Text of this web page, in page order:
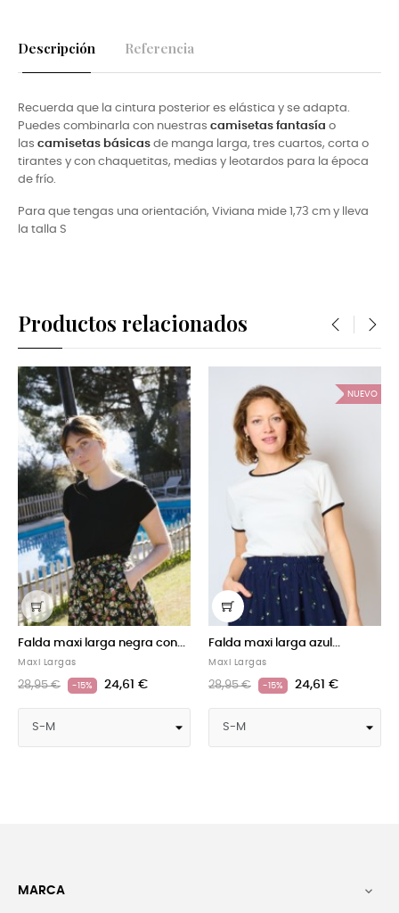
Descripción Referencia
Recuerda que la cintura posterior es elástica y se adapta.
Puedes combinarla con nuestras camisetas fantasía o
las camisetas básicas de manga larga, tres cuartos, corta o
tirantes y con chaquetitas, medias y leotardos para la época
de frío.
Para que tengas una orientación, Viviana mide 1,73 cm y lleva
la talla S
Productos relacionados
NUEVO
Falda maxi larga azul...
Maxi Largas
28,95 € -15% 24,61 €
NUEVO
Falda maxi larga blanca...
Maxi Largas
28,95 € -15% 24,61 €
MARCA 